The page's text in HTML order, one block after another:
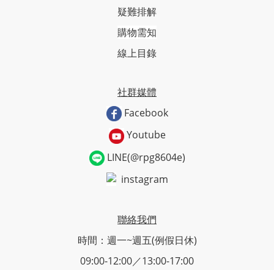
疑難排解
購物需知
線上目錄
社群媒體
Facebook
Youtube
LINE(@rpg8604e)
instagram
聯絡我們
時間：週一~週五(例假日休)
09:00-12:00／13:00-17:00